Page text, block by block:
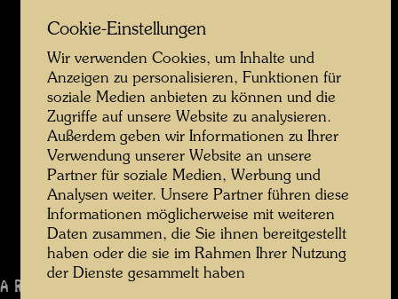
A RAINY DAY ON THE REGENTAG
Cookie-Einstellungen
Wir verwenden Cookies, um Inhalte und
Anzeigen zu personalisieren, Funktionen für
soziale Medien anbieten zu können und die
Zugriffe auf unsere Website zu analysieren.
Außerdem geben wir Informationen zu Ihrer
Verwendung unserer Website an unsere
Partner für soziale Medien, Werbung und
Analysen weiter. Unsere Partner führen diese
Informationen möglicherweise mit weiteren
Daten zusammen, die Sie ihnen bereitgestellt
haben oder die sie im Rahmen Ihrer Nutzung
der Dienste gesammelt haben